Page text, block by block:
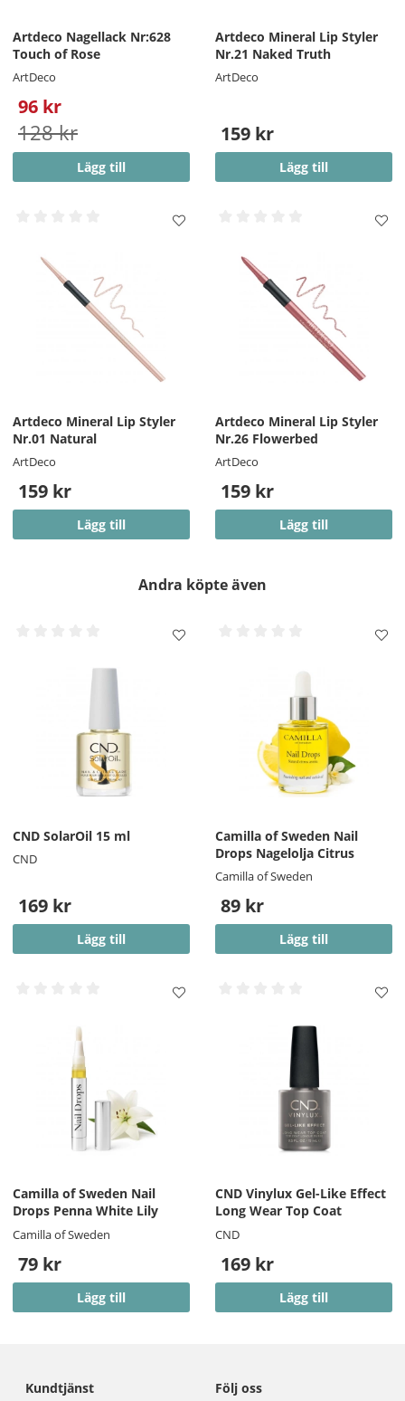
Artdeco Nagellack Nr:628
Touch of Rose
ArtDeco
96 kr
128 kr
Lägg till
Artdeco Mineral Lip Styler
Nr.21 Naked Truth
ArtDeco
159 kr
Lägg till
Artdeco Mineral Lip Styler
Nr.01 Natural
ArtDeco
159 kr
Lägg till
Artdeco Mineral Lip Styler
Nr.26 Flowerbed
ArtDeco
159 kr
Lägg till
Andra köpte även
CND SolarOil 15 ml
CND
169 kr
Lägg till
Camilla of Sweden Nail
Drops Nagelolja Citrus
Camilla of Sweden
89 kr
Lägg till
Camilla of Sweden Nail
Drops Penna White Lily
Camilla of Sweden
79 kr
Lägg till
CND Vinylux Gel-Like Effect
Long Wear Top Coat
CND
169 kr
Lägg till
Kundtjänst Följ oss